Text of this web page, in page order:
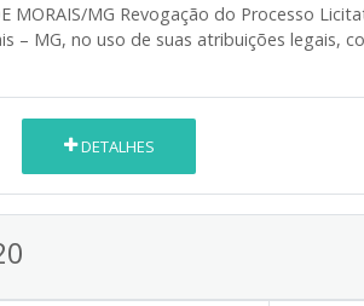
MORAIS/MG Revogação do Processo
– MG, no uso de suas atribuições legais,
DETALHES